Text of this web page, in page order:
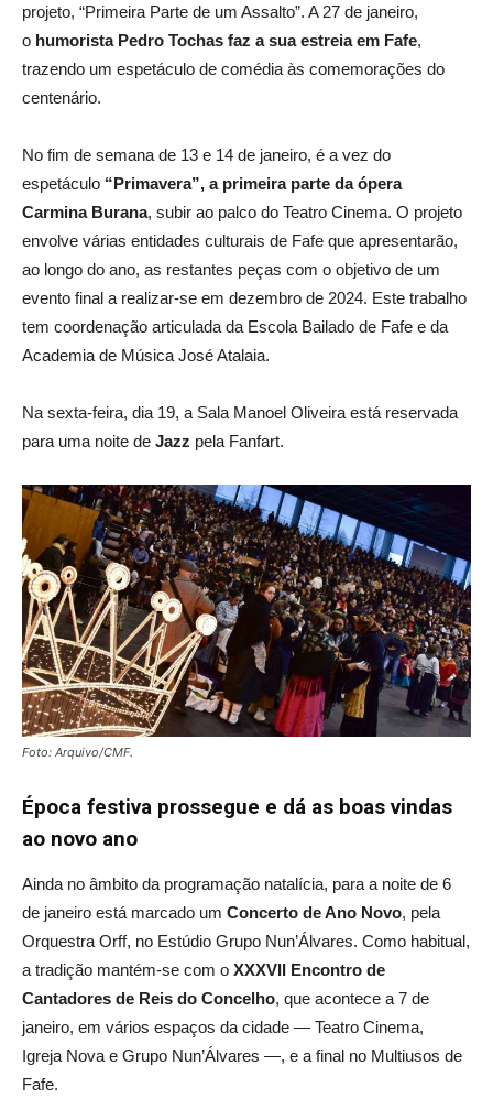
projeto, “Primeira Parte de um Assalto”. A 27 de janeiro,
o humorista Pedro Tochas faz a sua estreia em Fafe,
trazendo um espetáculo de comédia às comemorações do
centenário.
No fim de semana de 13 e 14 de janeiro, é a vez do
espetáculo “Primavera”, a primeira parte da ópera
Carmina Burana, subir ao palco do Teatro Cinema. O projeto
envolve várias entidades culturais de Fafe que apresentarão,
ao longo do ano, as restantes peças com o objetivo de um
evento final a realizar-se em dezembro de 2024. Este trabalho
tem coordenação articulada da Escola Bailado de Fafe e da
Academia de Música José Atalaia.
Na sexta-feira, dia 19, a Sala Manoel Oliveira está reservada
para uma noite de Jazz pela Fanfart.
Foto: Arquivo/CMF.
Época festiva prossegue e dá as boas vindas
ao novo ano
Ainda no âmbito da programação natalícia, para a noite de 6
de janeiro está marcado um Concerto de Ano Novo, pela
Orquestra Orff, no Estúdio Grupo Nun’Álvares. Como habitual,
a tradição mantém-se com o XXXVII Encontro de
Cantadores de Reis do Concelho, que acontece a 7 de
janeiro, em vários espaços da cidade — Teatro Cinema,
Igreja Nova e Grupo Nun’Álvares —, e a final no Multiusos de
Fafe.